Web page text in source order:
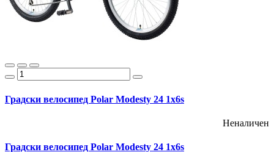
Градски велосипед Polar Modesty 24 1х6s
Неналичен
Градски велосипед Polar Modesty 24 1х6s